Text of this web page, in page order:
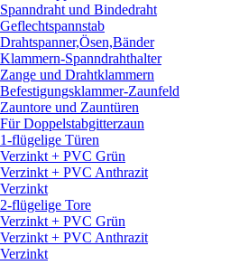
Spanndraht und Bindedraht
Geflechtspannstab
Drahtspanner,Ösen,Bänder
Klammern-Spanndrahthalter
Zange und Drahtklammern
Befestigungsklammer-Zaunfeld
Zauntore und Zauntüren
Für Doppelstabgitterzaun
1-flügelige Türen
Verzinkt + PVC Grün
Verzinkt + PVC Anthrazit
Verzinkt
2-flügelige Tore
Verzinkt + PVC Grün
Verzinkt + PVC Anthrazit
Verzinkt